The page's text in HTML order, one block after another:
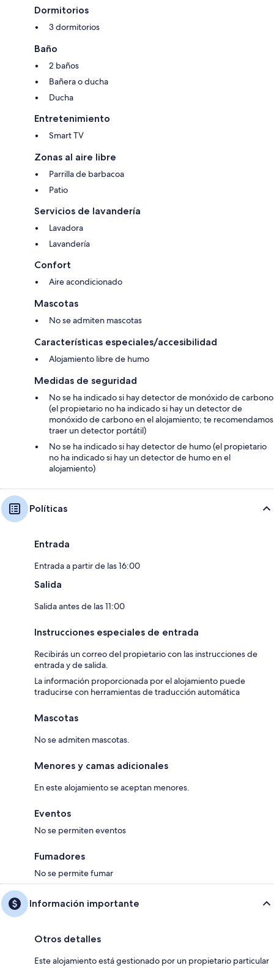
Dormitorios
3 dormitorios
Baño
2 baños
Bañera o ducha
Ducha
Entretenimiento
Smart TV
Zonas al aire libre
Parrilla de barbacoa
Patio
Servicios de lavandería
Lavadora
Lavandería
Confort
Aire acondicionado
Mascotas
No se admiten mascotas
Características especiales/accesibilidad
Alojamiento libre de humo
Medidas de seguridad
No se ha indicado si hay detector de monóxido de carbono
(el propietario no ha indicado si hay un detector de
monóxido de carbono en el alojamiento; te recomendamos
traer un detector portátil)
No se ha indicado si hay detector de humo (el propietario
no ha indicado si hay un detector de humo en el
alojamiento)
Políticas
Entrada
Entrada a partir de las 16:00
Salida
Salida antes de las 11:00
Instrucciones especiales de entrada
Recibirás un correo del propietario con las instrucciones de
entrada y de salida.
La información proporcionada por el alojamiento puede
traducirse con herramientas de traducción automática
Mascotas
No se admiten mascotas.
Menores y camas adicionales
En este alojamiento se aceptan menores.
Eventos
No se permiten eventos
Fumadores
No se permite fumar
Información importante
Otros detalles
Este alojamiento está gestionado por un propietario particular